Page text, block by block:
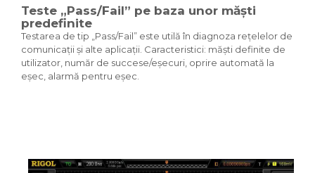
Teste „Pass/Fail” pe baza unor măști
predefinite
Testarea de tip „Pass/Fail” este utilă în diagnoza rețelelor de
comunicații și alte aplicații. Caracteristici: măști definite de
utilizator, număr de succese/eșecuri, oprire automată la
eșec, alarmă pentru eșec.